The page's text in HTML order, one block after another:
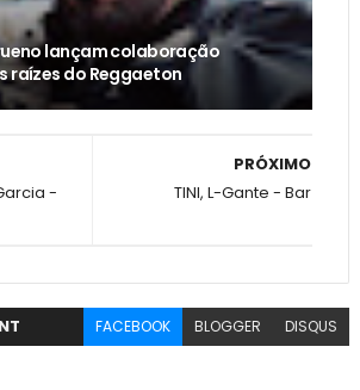
lançam colaboração
raízes do Reggaeton
PRÓXIMO
TINI, L-Gante - Bar
-
FACEBOOK BLOGGER DISQUS